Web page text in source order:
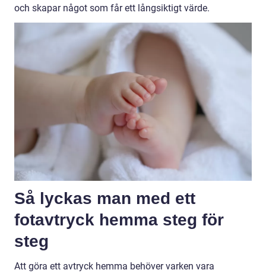
och skapar något som får ett långsiktigt värde.
Så lyckas man med ett
fotavtryck hemma steg för
steg
Att göra ett avtryck hemma behöver varken vara